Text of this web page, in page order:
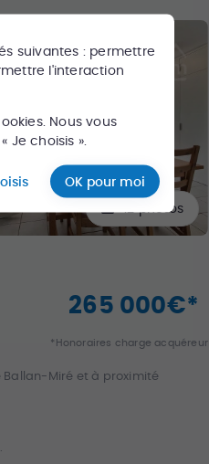
suivantes : permettre
l'interaction
Nous vous
Je choisis ».
OK pour moi
12photos
265 000€*
*Honoraires charge acquéreur
Miré et à proximité